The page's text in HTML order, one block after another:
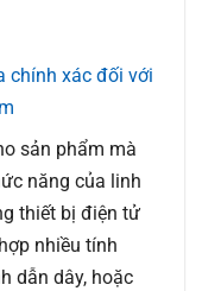
chính xác đối với
sản phẩm mà
năng của linh
thiết bị điện tử
nhiều tính
dẫn dây, hoặc